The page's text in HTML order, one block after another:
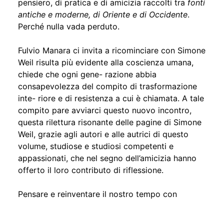
pensiero, di pratica e di amicizia raccolti tra fonti
antiche e moderne, di Oriente e di Occidente.
Perché nulla vada perduto.
Fulvio Manara ci invita a ricominciare con Simone
Weil risulta più evidente alla coscienza umana,
chiede che ogni gene- razione abbia
consapevolezza del compito di trasformazione
inte- riore e di resistenza a cui è chiamata. A tale
compito pare avviarci questo nuovo incontro,
questa rilettura risonante delle pagine di Simone
Weil, grazie agli autori e alle autrici di questo
volume, studiose e studiosi competenti e
appassionati, che nel segno dell’amicizia hanno
offerto il loro contributo di riflessione.
Pensare e reinventare il nostro tempo con